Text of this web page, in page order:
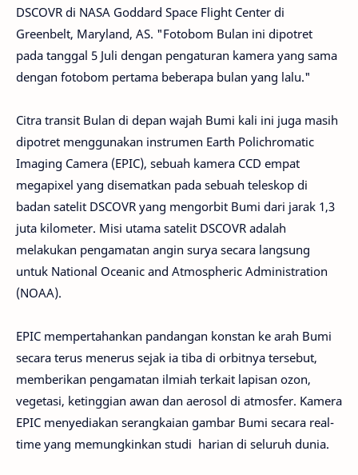
DSCOVR di NASA Goddard Space Flight Center di
Greenbelt, Maryland, AS. "Fotobom Bulan ini dipotret
pada tanggal 5 Juli dengan pengaturan kamera yang sama
dengan fotobom pertama beberapa bulan yang lalu."
Citra transit Bulan di depan wajah Bumi kali ini juga masih
dipotret menggunakan instrumen Earth Polichromatic
Imaging Camera (EPIC), sebuah kamera CCD empat
megapixel yang disematkan pada sebuah teleskop di
badan satelit DSCOVR yang mengorbit Bumi dari jarak 1,3
juta kilometer. Misi utama satelit DSCOVR adalah
melakukan pengamatan angin surya secara langsung
untuk National Oceanic and Atmospheric Administration
(NOAA).
EPIC mempertahankan pandangan konstan ke arah Bumi
secara terus menerus sejak ia tiba di orbitnya tersebut,
memberikan pengamatan ilmiah terkait lapisan ozon,
vegetasi, ketinggian awan dan aerosol di atmosfer. Kamera
EPIC menyediakan serangkaian gambar Bumi secara real-
time yang memungkinkan studi harian di seluruh dunia.